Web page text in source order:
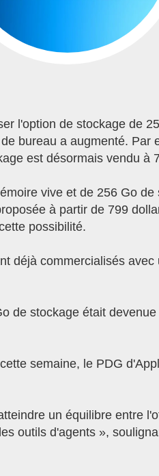
l'option de stockage de
bureau a augmenté.
est désormais vendu à
vive et de 256 Go
à partir de 799
possibilité.
déjà commercialisés
de stockage était
semaine, le PDG
un équilibre entre
outils d'agents »,